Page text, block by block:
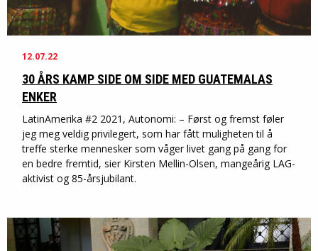
12.07.22
30 ÅRS KAMP SIDE OM SIDE MED GUATEMALAS
ENKER
LatinAmerika #2 2021, Autonomi: – Først og fremst føler
jeg meg veldig privilegert, som har fått muligheten til å
treffe sterke mennesker som våger livet gang på gang for
en bedre fremtid, sier Kirsten Mellin-Olsen, mangeårig LAG-
aktivist og 85-årsjubilant.